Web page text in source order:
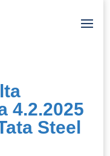
4.2.2025
Steel